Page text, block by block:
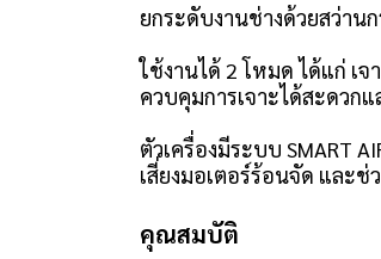
ยกระดับงานช่างด้วยสว่าน
ใช้งานได้ 2 โหมด ได้แก่ เ
ควบคุมการเจาะได้สะดวก
ตัวเครื่องมีระบบ SMART
เสี่ยงมอเตอร์ร้อนจัด และช่
คุณสมบัติ